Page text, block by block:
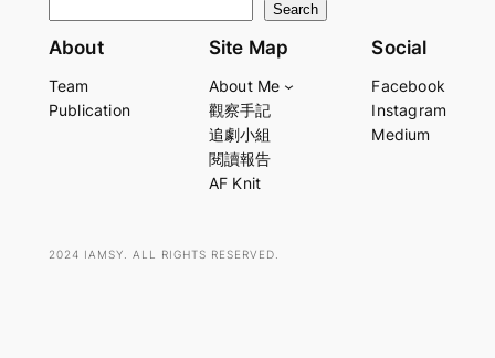
e
r
Search
About
Team
Publication
Site Map
About Me
觀察手記
追劇小組
閱讀報告
AF Knit
Social
Facebook
Instagram
Medium
2024 IAMSY. ALL RIGHTS RESERVED.